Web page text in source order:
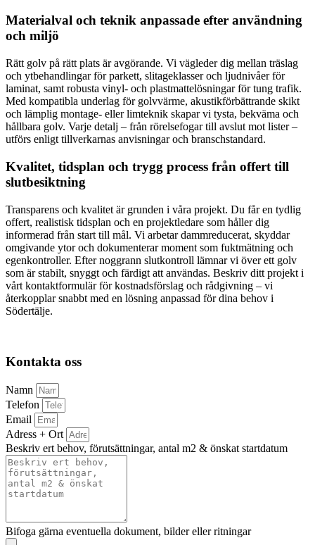
Materialval och teknik anpassade efter användning
och miljö
Rätt golv på rätt plats är avgörande. Vi vägleder dig mellan träslag
och ytbehandlingar för parkett, slitageklasser och ljudnivåer för
laminat, samt robusta vinyl- och plastmattelösningar för tung trafik.
Med kompatibla underlag för golvvärme, akustikförbättrande skikt
och lämplig montage- eller limteknik skapar vi tysta, bekväma och
hållbara golv. Varje detalj – från rörelsefogar till avslut mot lister –
utförs enligt tillverkarnas anvisningar och branschstandard.
Kvalitet, tidsplan och trygg process från offert till
slutbesiktning
Transparens och kvalitet är grunden i våra projekt. Du får en tydlig
offert, realistisk tidsplan och en projektledare som håller dig
informerad från start till mål. Vi arbetar dammreducerat, skyddar
omgivande ytor och dokumenterar moment som fuktmätning och
egenkontroller. Efter noggrann slutkontroll lämnar vi över ett golv
som är stabilt, snyggt och färdigt att användas. Beskriv ditt projekt i
vårt kontaktformulär för kostnadsförslag och rådgivning – vi
återkopplar snabbt med en lösning anpassad för dina behov i
Södertälje.
Kontakta oss
Namn
Telefon
Email
Adress + Ort
Beskriv ert behov, förutsättningar, antal m2 & önskat startdatum
Bifoga gärna eventuella dokument, bilder eller ritningar